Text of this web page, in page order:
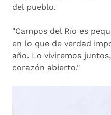
del pueblo.
"Campos del Río es
en lo que de verdad
año. Lo viviremos
corazón abierto."